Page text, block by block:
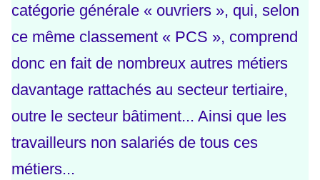
catégorie générale « ouvriers », qui, selon
ce même classement « PCS », comprend
donc en fait de nombreux autres métiers
davantage rattachés au secteur tertiaire,
outre le secteur bâtiment... Ainsi que les
travailleurs non salariés de tous ces
métiers...